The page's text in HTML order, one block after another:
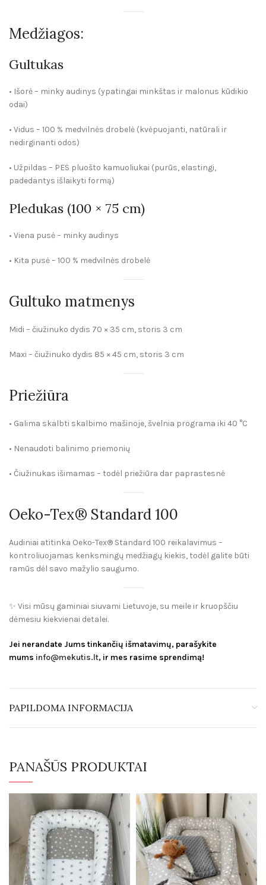
Medžiagos:
Gultukas
• Išorė– minky audinys (ypatingai minkštas ir malonus kūdikio
odai)
• Vidus – 100 % medvilnės drobelė (kvėpuojanti, natūrali ir
nedirginanti odos)
• Užpildas – PES pluošto kamuoliukai (purūs, elastingi,
padedantys išlaikyti formą)
Pledukas (100 × 75 cm)
• Viena pusė – minky audinys
• Kita pusė – 100 % medvilnės drobelė
Gultuko matmenys
Midi – čiužinuko dydis 70 × 35 cm, storis 3 cm
Maxi – čiužinuko dydis 85 × 45 cm, storis 3 cm
Priežiūra
• Galima skalbti skalbimo mašinoje, švelnia programa iki 40 °C
• Nenaudoti balinimo priemonių
• Čiužinukas išimamas – todėl priežiūra dar paprastesnė
Oeko-Tex® Standard 100
Audiniai atitinka Oeko-Tex® Standard 100 reikalavimus –
kontroliuojamas kenksmingų medžiagų kiekis, todėl galite būti
ramūs dėl savo mažylio saugumo.
✨ Visi mūsų gaminiai siuvami Lietuvoje, su meile ir kruopščiu
dėmesiu kiekvienai detalei.
Jei nerandate Jums tinkančių išmatavimų, parašykite
mums info@mekutis.lt, ir mes rasime sprendimą!
PAPILDOMA INFORMACIJA
PANAŠŪS PRODUKTAI